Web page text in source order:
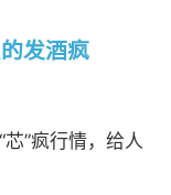
发酒疯
”疯行情，给人